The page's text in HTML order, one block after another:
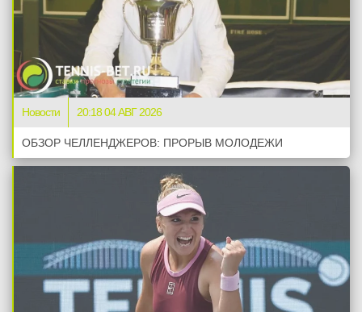
Новости 20:18 04 АВГ 2026
ОБЗОР ЧЕЛЛЕНДЖЕРОВ: ПРОРЫВ МОЛОДЕЖИ